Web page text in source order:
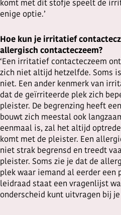
komt met dit stofje speelt de
enige optie.’
Hoe kun je irritatief
allergisch contacteczeem?
‘Een irritatief contacteczeem
zich niet altijd hetzelfde. Soms
niet. Een ander kenmerk van
dat de geïrriteerde plek zich
pleister. De begrenzing heeft
bouwt zich meestal ook
eenmaal is, zal het altijd
komt met de pleister. Een
niet strak begrensd en treedt
pleister. Soms zie je dat de
plek waar iemand al eerder een
leidraad staat een vragenlijst
onderscheid kunt uitvragen bij je